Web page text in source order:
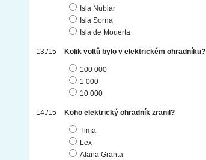
Isla Nublar
Isla Sorna
Isla de Mouerta
Kolik voltů bylo v elektrickém ohradníku?
100 000
1 000
10 000
Koho elektrický ohradník zranil?
Tima
Lex
Alana Granta